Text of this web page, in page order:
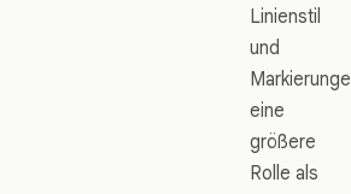
Linienstil
und
eine
größere
Rolle als